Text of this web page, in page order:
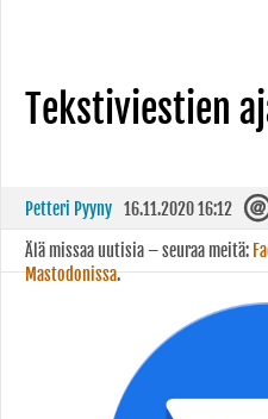
Tekstiviestien
Petteri Pyyny 16.11.2020 16:12
Älä missaa uutisia – seuraa meitä:
Mastodonissa.